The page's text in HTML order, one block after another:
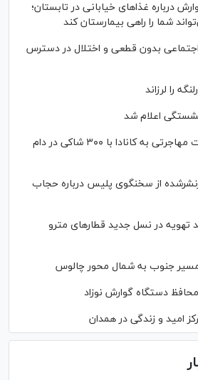
درباره غذا‌های خیابانی در تابستان؛
شما را راهی بیمارستان کند
بدون قطعی و اختلال در دسترس
اعلام شد
مدیر کلاهبردار شرکت مهاجرتی به کانادا با ۳۰۰ شاکی در دام
از سخنگوی پلیس درباره حجاب
تهویه در نسل جدید قطار‌های مترو
جنوب به شمال محور چالوس
دستگاه گوارش نوزاد
امید و زندگی در همدان